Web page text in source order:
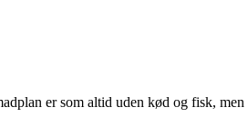
er som altid uden kød og fisk,